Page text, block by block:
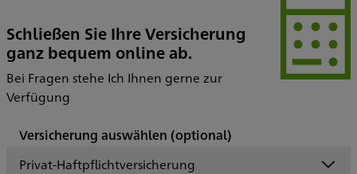
Schließen Sie Ihre Versicherung
ganz bequem online ab.
Bei Fragen stehe Ich Ihnen gerne zur
Verfügung
Versicherung auswählen (optional)
Privat-Haftpflichtversicherung